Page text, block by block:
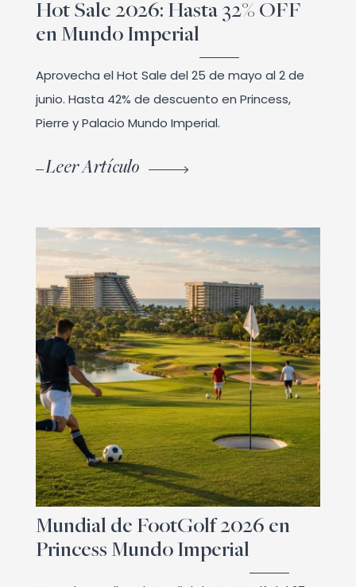
Hot Sale 2026: Hasta 32% OFF
en Mundo Imperial
Aprovecha el Hot Sale del 25 de mayo al 2 de
junio. Hasta 42% de descuento en Princess,
Pierre y Palacio Mundo Imperial.
Leer Artículo
Mundial de FootGolf 2026 en
Princess Mundo Imperial